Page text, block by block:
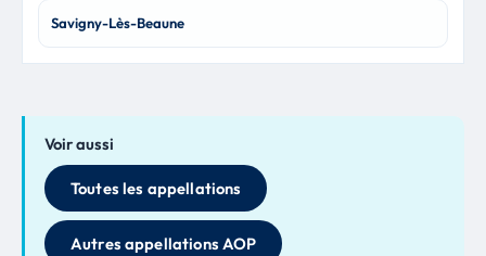
Savigny-Lès-Beaune
Voir aussi
Toutes les appellations
Autres appellations AOP